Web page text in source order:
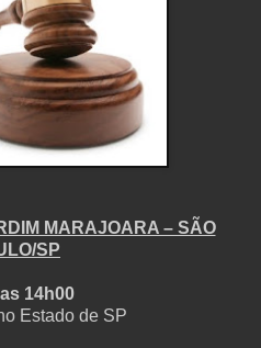
MARAJOARA – SÃO
SP
14h00
Estado de SP